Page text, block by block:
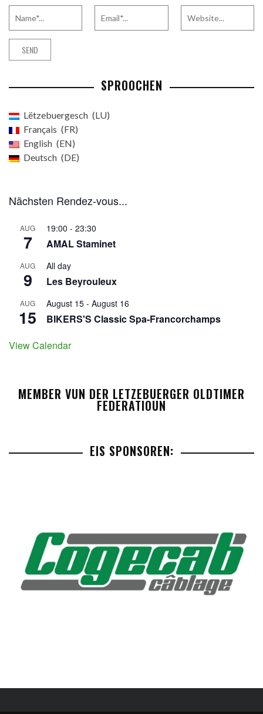
SPROOCHEN
Lëtzebuergesch
LU
Français
FR
English
EN
Deutsch
DE
Nächsten Rendez-vous...
AUG
7
19:00 - 23:30
AMAL Staminet
AUG
9
All day
Les Beyrouleux
AUG
15
August 15 - August 16
BIKERS'S Classic Spa-Francorchamps
View Calendar
MEMBER VUN DER LETZEBUERGER OLDTIMER
FEDERATIOUN
EIS SPONSOREN: